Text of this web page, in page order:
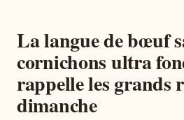
La langue de bœuf
cornichons ultra
rappelle les grands
dimanche